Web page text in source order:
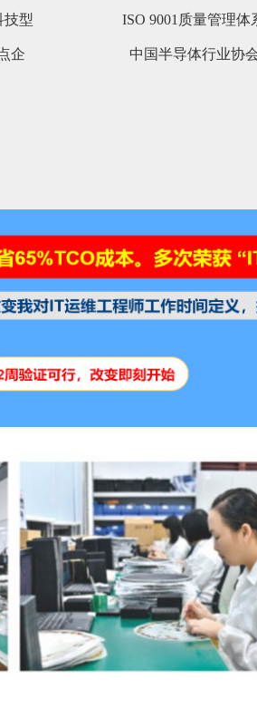
技型
企
ISO 9001质量管理体
中国半导体行业协